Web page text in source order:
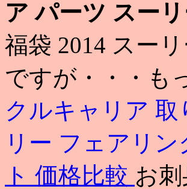
ア パーツ スー
福袋 2014 スー
ですが・・・も
クルキャリア 取
リー フェアリ
ト 価格比較 お刺